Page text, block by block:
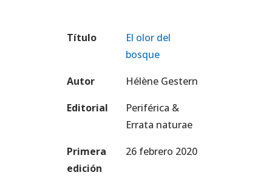
Título
El olor del
bosque
Autor
Hélène Gestern
Editorial
Periférica &
Errata naturae
Primera
edición
26 febrero 2020